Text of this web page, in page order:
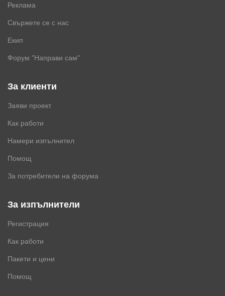
Реклама
Свържете се с нас
Екип
Форум "Направи сам"
За клиенти
Заяви проект
Как работи
Намери изпълнител
Помощ
За потребители на форума
За изпълнители
Регистрация
Как работи
Пакети и цени
Помощ